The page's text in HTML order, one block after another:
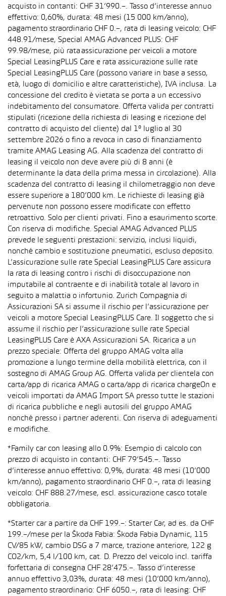
acquisto in contanti: CHF 31’990.–. Tasso d’interesse annuo
effettivo: 0,60%, durata: 48 mesi (15 000 km/anno),
pagamento straordinario CHF 0.–, rata di leasing veicolo: CHF
448.91/mese, Special AMAG Advanced PLUS: CHF
99.98/mese, più rata assicurazione per veicoli a motore
Special LeasingPLUS Care e rata assicurazione sulle rate
Special LeasingPLUS Care (possono variare in base a sesso,
età, luogo di domicilio e altre caratteristiche), IVA inclusa. La
concessione del credito è vietata se porta a un eccessivo
indebitamento del consumatore. Offerta valida per contratti
stipulati (ricezione della richiesta di leasing e ricezione del
contratto di acquisto del cliente) dal 1° luglio al 30
settembre 2026 o fino a revoca in caso di finanziamento
tramite AMAG Leasing AG. Alla scadenza del contratto di
leasing il veicolo non deve avere più di 8 anni (è
determinante la data della prima messa in circolazione). Alla
scadenza del contratto di leasing il chilometraggio non deve
essere superiore a 180’000 km. Le richieste di leasing già
pervenute non possono essere modificate con effetto
retroattivo. Solo per clienti privati. Fino a esaurimento scorte.
Con riserva di modifiche. Special AMAG Advanced PLUS
prevede le seguenti prestazioni: servizio, inclusi liquidi,
nonché cambio e sostituzione pneumatici, escluso deposito.
L’assicurazione sulle rate Special LeasingPLUS Care assicura
la rata di leasing contro i rischi di disoccupazione non
imputabile al contraente e di inabilità totale al lavoro in
seguito a malattia o infortunio. Zurich Compagnia di
Assicurazioni SA si assume il rischio per l’assicurazione per
veicoli a motore Special LeasingPLUS Care. Il soggetto che si
assume il rischio per l’assicurazione sulle rate Special
LeasingPLUS Care è AXA Assicurazioni SA. Ricarica a un
prezzo speciale: Offerta del gruppo AMAG volta alla
promozione a lungo termine della mobilità elettrica, con il
sostegno di AMAG Group AG. Offerta valida per clientela con
carta/app di ricarica AMAG o carta/app di ricarica chargeOn e
veicoli importati da AMAG Import SA presso tutte le stazioni
di ricarica pubbliche e negli autosili del gruppo AMAG
nonché presso i partner aderenti. Con riserva di adeguamenti
e modifiche.
*Family car con leasing allo 0.9%: Esempio di calcolo con
prezzo di acquisto in contanti: CHF 79’545.–. Tasso
d’interesse annuo effettivo: 0,9%, durata: 48 mesi (10’000
km/anno), pagamento straordinario CHF 0.–, rata di leasing
veicolo: CHF 888.27/mese, escl. assicurazione casco totale
obbligatoria.
*Starter car a partire da CHF 199.–: Starter Car, ad es. da CHF
199.–/mese per la Škoda Fabia: Škoda Fabia Dynamic, 115
CV/85 kW, cambio DSG a 7 marce, trazione anteriore, 122 g
CO2/km, 5,4 l/100 km, cat. D. Prezzo del veicolo incl. tariffa
forfettaria di consegna CHF 28’475.–. Tasso d’interesse
annuo effettivo 3,03%, durata: 48 mesi (10’000 km/anno),
pagamento straordinario: CHF 6050.–, rata di leasing: CHF